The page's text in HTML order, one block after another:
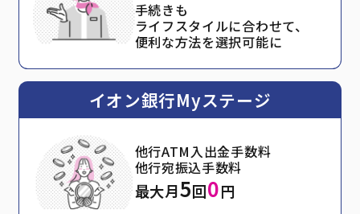
手続きも
ライフスタイルに合わせて、
便利な方法を選択可能に
イオン銀行Myステージ
他行ATM入出金手数料
他行宛振込手数料
最大月5回0円